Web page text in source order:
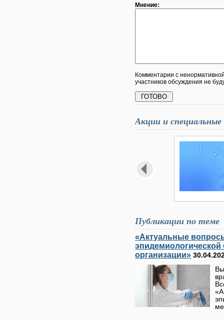
Мнение:
Комментарии с
участников обсуждения не
Акции и
Публикации по теме
«Актуальные
организации»